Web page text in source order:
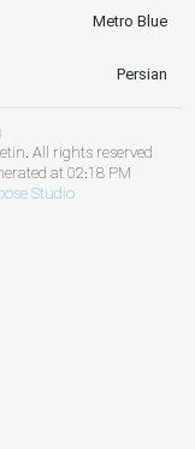
Metro Blue
Persian
All rights reserved.
at 02:18 PM.
Studio